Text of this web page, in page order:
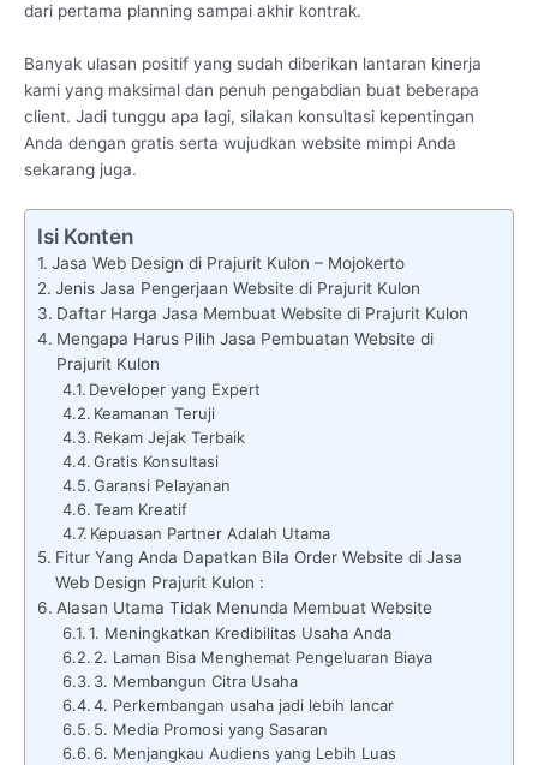
dari pertama planning sampai akhir kontrak.
Banyak ulasan positif yang sudah diberikan lantaran kinerja
kami yang maksimal dan penuh pengabdian buat beberapa
client. Jadi tunggu apa lagi, silakan konsultasi kepentingan
Anda dengan gratis serta wujudkan website mimpi Anda
sekarang juga.
Isi Konten
Jasa Web Design di Prajurit Kulon – Mojokerto
Jenis Jasa Pengerjaan Website di Prajurit Kulon
Daftar Harga Jasa Membuat Website di Prajurit Kulon
Mengapa Harus Pilih Jasa Pembuatan Website di
Prajurit Kulon
Developer yang Expert
Keamanan Teruji
Rekam Jejak Terbaik
Gratis Konsultasi
Garansi Pelayanan
Team Kreatif
Kepuasan Partner Adalah Utama
Fitur Yang Anda Dapatkan Bila Order Website di Jasa
Web Design Prajurit Kulon :
Alasan Utama Tidak Menunda Membuat Website
1. Meningkatkan Kredibilitas Usaha Anda
2. Laman Bisa Menghemat Pengeluaran Biaya
3. Membangun Citra Usaha
4. Perkembangan usaha jadi lebih lancar
5. Media Promosi yang Sasaran
6. Menjangkau Audiens yang Lebih Luas